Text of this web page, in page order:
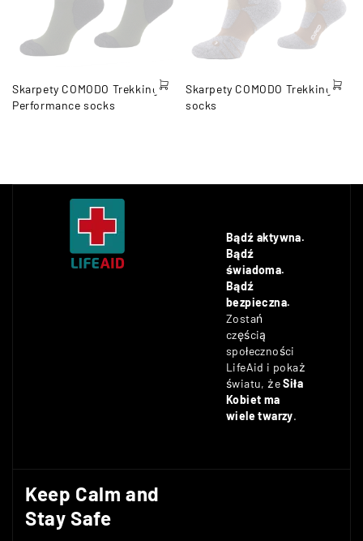
Skarpety COMODO Trekking
Performance socks
Skarpety COMODO Trekking
socks
Bądź aktywna.
Bądź
świadoma.
Bądź
bezpieczna.
Zostań
częścią
społeczności
LifeAid i pokaż
światu, żeSiła
Kobiet ma
wiele twarzy.
Keep Calm and
Stay Safe